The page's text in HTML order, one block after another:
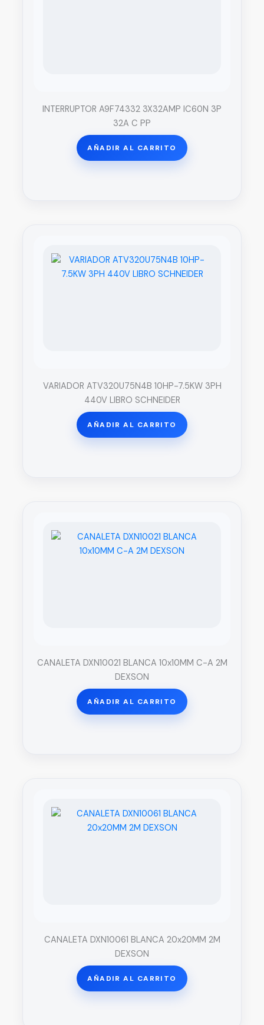
INTERRUPTOR A9F74332 3X32AMP IC60N 3P
32A C PP
AÑADIR AL CARRITO
VARIADOR ATV320U75N4B 10HP-7.5KW 3PH
440V LIBRO SCHNEIDER
AÑADIR AL CARRITO
CANALETA DXN10021 BLANCA 10x10MM C-A 2M
DEXSON
AÑADIR AL CARRITO
CANALETA DXN10061 BLANCA 20x20MM 2M
DEXSON
AÑADIR AL CARRITO